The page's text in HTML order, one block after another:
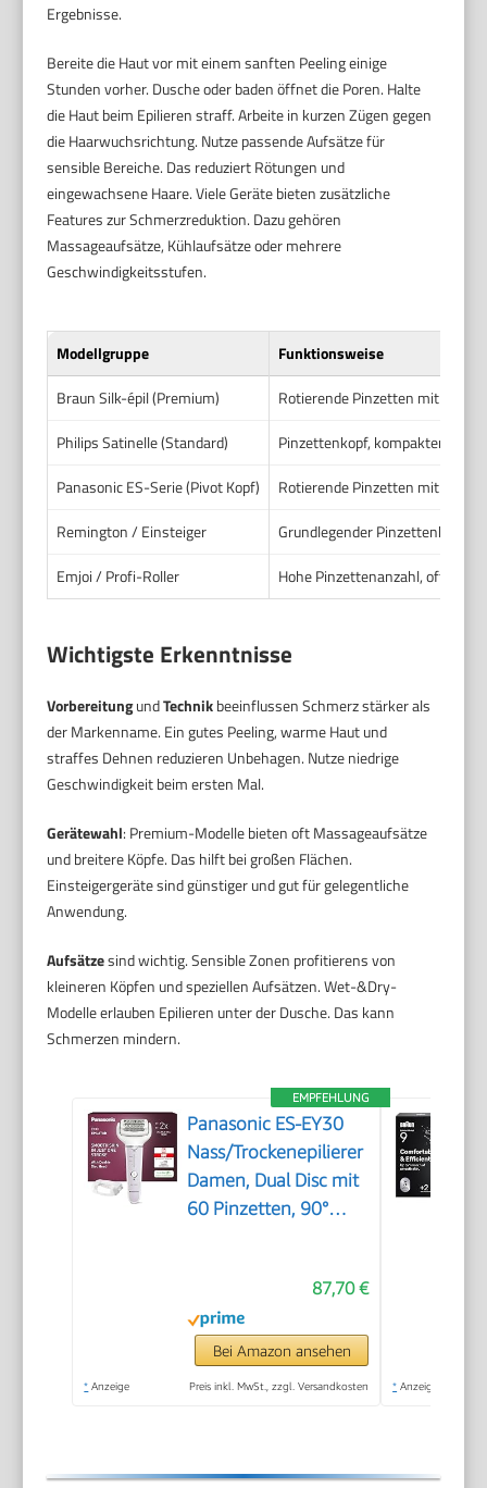
Ergebnisse.
Bereite die Haut vor mit einem sanften Peeling einige
Stunden vorher. Dusche oder baden öffnet die Poren. Halte
die Haut beim Epilieren straff. Arbeite in kurzen Zügen gegen
die Haarwuchsrichtung. Nutze passende Aufsätze für
sensible Bereiche. Das reduziert Rötungen und
eingewachsene Haare. Viele Geräte bieten zusätzliche
Features zur Schmerzreduktion. Dazu gehören
Massageaufsätze, Kühlaufsätze oder mehrere
Geschwindigkeitsstufen.
Modellgruppe
Funktionsweise
Braun Silk-épil (Premium)
Rotierende Pinzetten mit
Philips Satinelle (Standard)
Pinzettenkopf, kompakter
Panasonic ES-Serie (Pivot Kopf)
Rotierende Pinzetten mit
Remington / Einsteiger
Grundlegender Pinzettenkopf
Emjoi / Profi-Roller
Hohe Pinzettenanzahl, oft
Wichtigste Erkenntnisse
VorbereitungundTechnikbeeinflussen Schmerz stärker als
der Markenname. Ein gutes Peeling, warme Haut und
straffes Dehnen reduzieren Unbehagen. Nutze niedrige
Geschwindigkeit beim ersten Mal.
Gerätewahl: Premium-Modelle bieten oft Massageaufsätze
und breitere Köpfe. Das hilft bei großen Flächen.
Einsteigergeräte sind günstiger und gut für gelegentliche
Anwendung.
Aufsätzesind wichtig. Sensible Zonen profitierens von
kleineren Köpfen und speziellen Aufsätzen. Wet-&Dry-
Modelle erlauben Epilieren unter der Dusche. Das kann
Schmerzen mindern.
EMPFEHLUNG
Panasonic ES-EY30
Nass/Trockenepilierer
Damen, Dual Disc mit
60 Pinzetten, 90°
LED-Licht, 30 Min.
Betrieb, kabellos,
Haarentferner.
87,70 €
Bei Amazon ansehen
* Anzeige Preis inkl. MwSt., zzgl. Versandkosten * Anzeige